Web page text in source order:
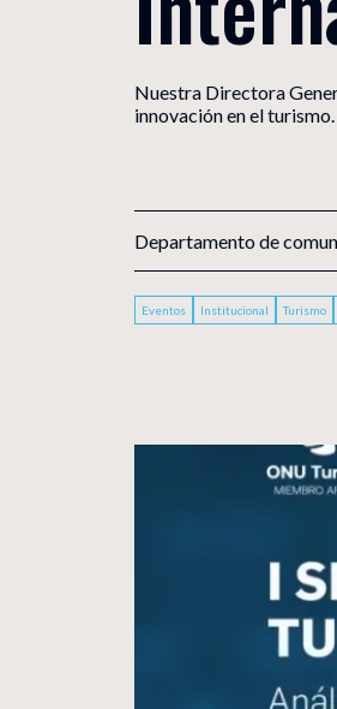
Nuestra Directora
innovación en el turismo.
Departamento de
Eventos Institucional Turismo